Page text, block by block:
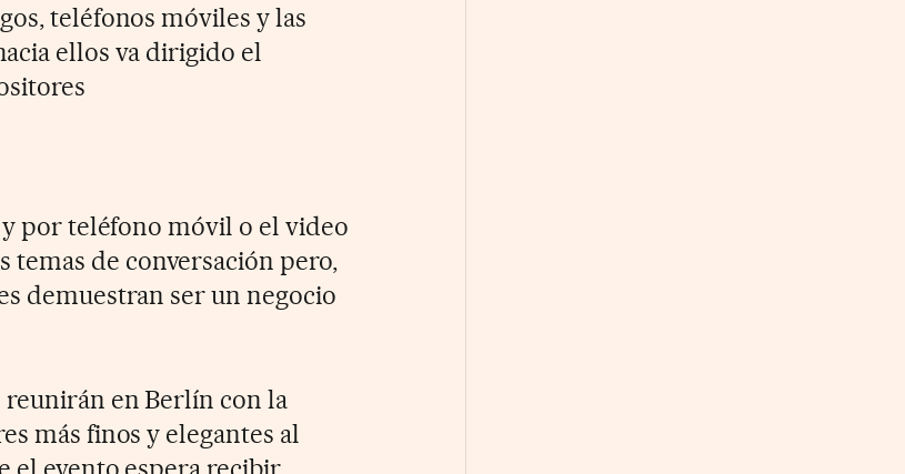
teléfonos móviles y las
ellos va dirigido el
por teléfono móvil o el video
temas de conversación pero,
demuestran ser un negocio
en Berlín con la
más finos y elegantes al